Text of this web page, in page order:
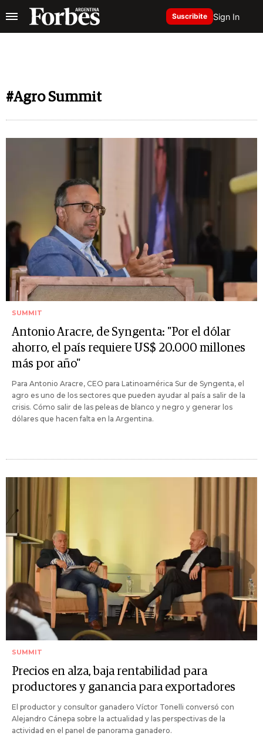
Suscribite Sign In
#Agro Summit
SUMMIT
Antonio Aracre, de Syngenta: "Por el dólar
ahorro, el país requiere US$ 20.000 millones
más por año"
Para Antonio Aracre, CEO para Latinoamérica Sur de Syngenta, el
agro es uno de los sectores que pueden ayudar al país a salir de la
crisis. Cómo salir de las peleas de blanco y negro y generar los
dólares que hacen falta en la Argentina.
SUMMIT
Precios en alza, baja rentabilidad para
productores y ganancia para exportadores
El productor y consultor ganadero Víctor Tonelli conversó con
Alejandro Cánepa sobre la actualidad y las perspectivas de la
actividad en el panel de panorama ganadero.